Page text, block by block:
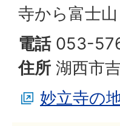
寺から富士
電話053-
住所 湖西市
妙立寺の